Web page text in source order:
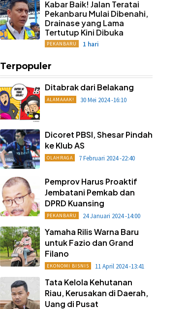
Kabar Baik! Jalan Teratai
Pekanbaru Mulai Dibenahi,
Drainase yang Lama
Tertutup Kini Dibuka
PEKANBARU 1 hari
Terpopuler
Ditabrak dari Belakang
ALAMAAAK! 30 Mei 2024 -16:10
Dicoret PBSI, Shesar Pindah
ke Klub AS
OLAHRAGA 7 Februari 2024 -22:40
Pemprov Harus Proaktif
Jembatani Pemkab dan
DPRD Kuansing
PEKANBARU 24 Januari 2024 -14:00
Yamaha Rilis Warna Baru
untuk Fazio dan Grand
Filano
EKONOMI BISNIS 11 April 2024 -13:41
Tata Kelola Kehutanan
Riau, Kerusakan di Daerah,
Uang di Pusat